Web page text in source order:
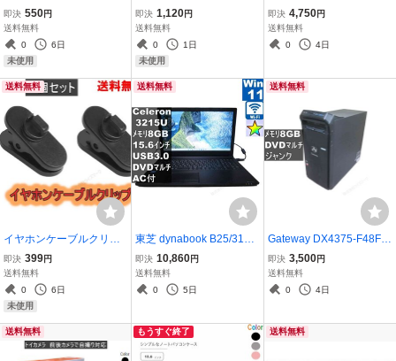
ー 4K 60Hz/Ultra HDR/3D
対応 (HDMI 2.0) 送料無料
＜新品＞ [93858]
即決 550円
送料無料
0
6日
未使用
グ 【大サイズ】 4サイズ
展開 ブラック 大容量 軽量
旅行バッグ 買い物バッグ
レディース メンズ [9640
即決 1,120円
送料無料
0
1日
未使用
5 650】 【Windows7世
代のPC】タワー型／BIOS
表示可／HDMI ジャンクP
即決 4,750円
送料無料
0
4日
送料無料
イヤホンケーブルクリッ
プ ブラック 360°回転 ２
個セット 送料無料 ＜新品
＞ [93699]
即決 399円
送料無料
0
6日
未使用
送料無料
東芝 dynabook B25/31BB
【Celeron 3215U 1.7GH
z】 【Windows11 Hom
e】MS 365 Office Web／
即決 10,860円
送料無料
0
5日
送料無料
Gateway DX4375-F48F/G
均一／タワー型 ジャンク
PC [96638]
即決 3,500円
送料無料
0
4日
送料無料 もうすぐ終了 送料無料